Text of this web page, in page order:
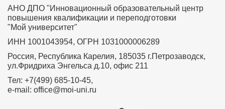
АНО ДПО "Инновационный образовательный центр
повышения квалификации и переподготовки
"Мой университет"
ИНН 1001043954, ОГРН 1031000006289
Россия, Республика Карелия, 185035 г.Петрозаводск,
ул.Фридриха Энгельса д.10, офис 211
Тел: +7(499) 685-10-45,
e-mail: office@moi-uni.ru